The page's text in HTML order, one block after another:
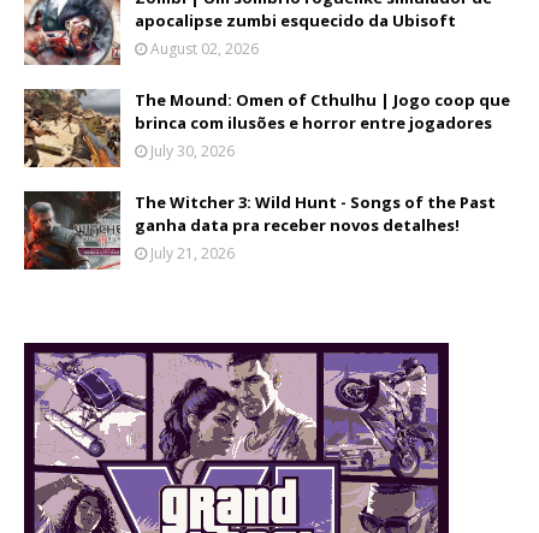
apocalipse zumbi esquecido da Ubisoft
August 02, 2026
The Mound: Omen of Cthulhu | Jogo coop que
brinca com ilusões e horror entre jogadores
July 30, 2026
The Witcher 3: Wild Hunt - Songs of the Past
ganha data pra receber novos detalhes!
July 21, 2026